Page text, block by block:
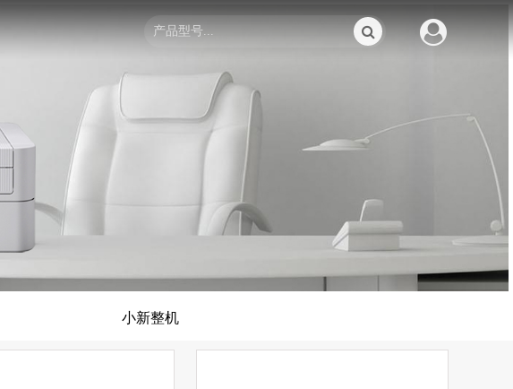
小新整机
参数对比